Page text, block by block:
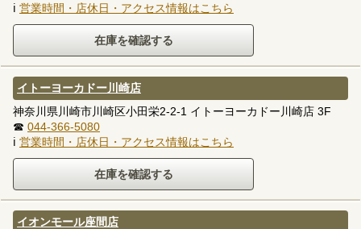
ℹ 営業時間・店休日・アクセス情報はこちら
イトーヨーカドー川崎店
神奈川県川崎市川崎区小田栄2-2-1 イトーヨーカドー川崎店 3F
☎ 044-366-5080
ℹ 営業時間・店休日・アクセス情報はこちら
イオンモール座間店